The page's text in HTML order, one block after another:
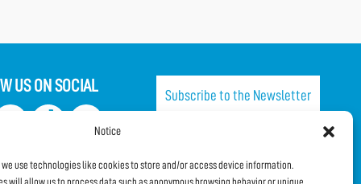
Notice
we use technologies like cookies to store and/or access device information.
will allow us to process data such as anonymous browsing behavior or unique
US ON SOCIAL
Subscribe to the Newsletter